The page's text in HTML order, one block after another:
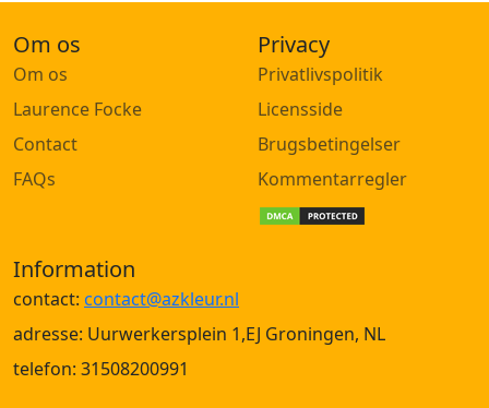
Om os
Om os
Laurence Focke
Contact
FAQs
Privacy
Privatlivspolitik
Licensside
Brugsbetingelser
Kommentarregler
Information
contact: contact@azkleur.nl
adresse: Uurwerkersplein 1,EJ Groningen, NL
telefon: 31508200991